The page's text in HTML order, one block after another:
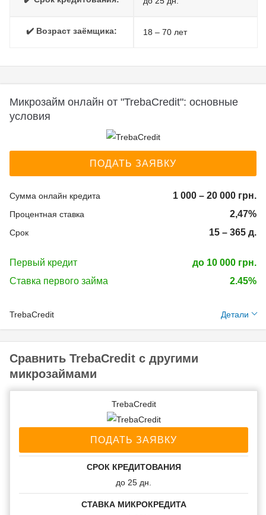
✔️ Возраст заёмщика: 18 – 70 лет
Микрозайм онлайн от "TrebaCredit": основные
условия
ПОДАТЬ ЗАЯВКУ
Сумма онлайн кредита 1 000 – 20 000 грн.
Процентная ставка 2,47%
Срок 15 – 365 д.
Первый кредит
до 10 000 грн.
Ставка первого займа
2.45%
TrebaCredit Детали
Необходимые
документы:
код (ИНН)
Паспорт гражданина
Украины
Банковская карточка
ID карта
Возраст
заемщика:
Сравнить TrebaCredit с другими
микрозаймами
TrebaCredit
ПОДАТЬ ЗАЯВКУ
СРОК КРЕДИТОВАНИЯ
до 25 дн.
СТАВКА МИКРОКРЕДИТА